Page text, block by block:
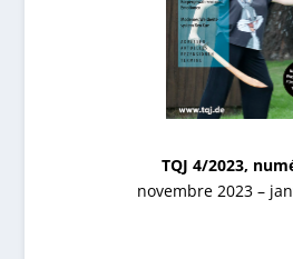
TQJ 4/2023,
novembre 2023 –